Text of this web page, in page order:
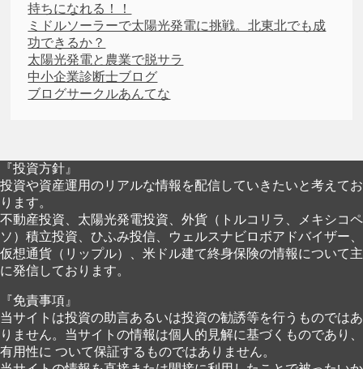
持ちになれる！！
ミドルソーラーで太陽光発電に挑戦。北東北でも成
功できるか？
太陽光発電と農業で脱サラ
中小企業診断士ブログ
ブログサークルあんてな
『投資方針』
投資や資産運用のリアルな情報を配信していきたいと考えてお
ります。
不動産投資、太陽光発電投資、外貨（トルコリラ、メキシコペ
ソ）積立投資、ひふみ投信、ウェルスナビロボアドバイザー、
仮想通貨（リップル）、米ドル建て終身保険の情報について主
に発信しております。
『免責事項』
当サイトは投資の助言あるいは投資の勧誘等を行うものではあ
りません。当サイトの情報は個人的見解に基づくものであり、
有用性に ついて保証するものではありません。